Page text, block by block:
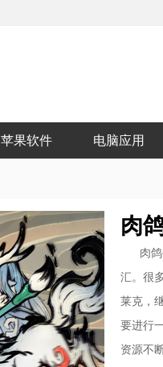
苹果软件 电脑应用
肉
肉
汇。很
莱克，
要进行
资源不